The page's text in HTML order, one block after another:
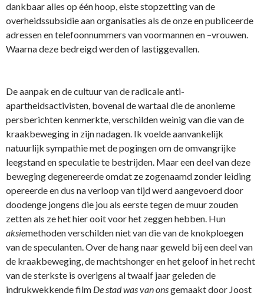
dankbaar alles op één hoop, eiste stopzetting van de
overheidssubsidie aan organisaties als de onze en publiceerde
adressen en telefoonnummers van voormannen en –vrouwen.
Waarna deze bedreigd werden of lastiggevallen.
De aanpak en de cultuur van de radicale anti-
apartheidsactivisten, bovenal de wartaal die de anonieme
persberichten kenmerkte, verschilden weinig van die van de
kraakbeweging in zijn nadagen. Ik voelde aanvankelijk
natuurlijk sympathie met de pogingen om de omvangrijke
leegstand en speculatie te bestrijden. Maar een deel van deze
beweging degenereerde omdat ze zogenaamd zonder leiding
opereerde en dus na verloop van tijd werd aangevoerd door
doodenge jongens die jou als eerste tegen de muur zouden
zetten als ze het hier ooit voor het zeggen hebben. Hun
aksiemethoden verschilden niet van die van de knokploegen
van de speculanten. Over de hang naar geweld bij een deel van
de kraakbeweging, de machtshonger en het geloof in het recht
van de sterkste is overigens al twaalf jaar geleden de
indrukwekkende film De stad was van onsgemaakt door Joost